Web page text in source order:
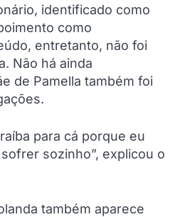
identificado como
como
entretanto, não foi
Não há ainda
de Pamella também foi
para cá porque eu
sozinho”, explicou o
também aparece